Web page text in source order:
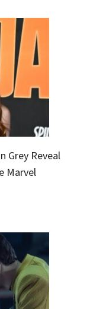
Grey Reveal
Marvel